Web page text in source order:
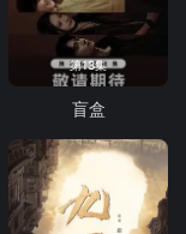
第13集
盲盒